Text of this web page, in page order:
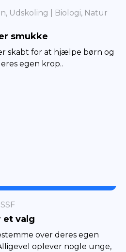
Udskoling
Biologi, Natur
smukke
skabt for at hjælpe børn og
egen krop..
et valg
over deres egen
oplever nogle unge,